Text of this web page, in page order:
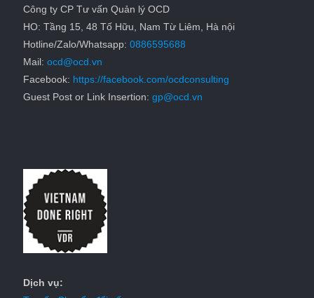
Công ty CP Tư vấn Quản lý OCD
HO: Tầng 15, 48 Tố Hữu, Nam Từ Liêm, Hà nội
Hotline/Zalo/Whatsapp: 0886595688
Mail: ocd@ocd.vn
Facebook: https://facebook.com/ocdconsulting
Guest Post or Link Insertion: gp@ocd.vn
Dịch vụ: